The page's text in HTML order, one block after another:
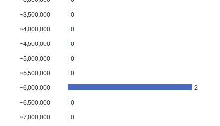
~3,500,000
0
~4,000,000
0
~4,500,000
0
~5,000,000
0
~5,500,000
0
~6,000,000
2
~6,500,000
0
~7,000,000
0